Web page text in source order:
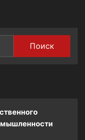
Поиск